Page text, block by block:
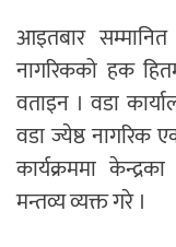
आइतबार सम्मानित
नागरिकको हक
वताइन । वडा
वडा ज्येष्ठ नागरिक
कार्यक्रममा
मन्तव्य व्यक्त गरे ।